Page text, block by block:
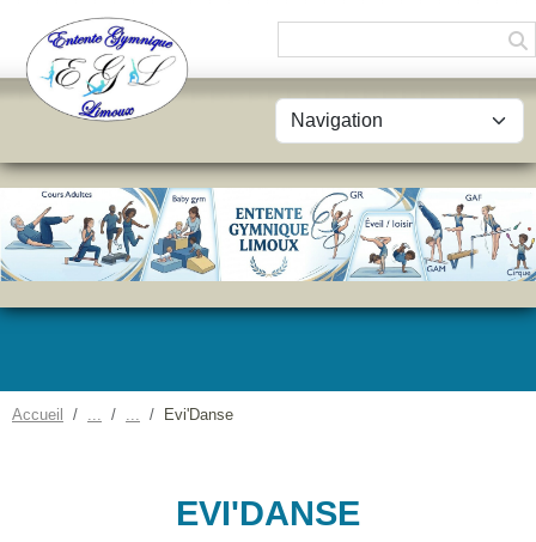
Accueil Evi'Danse
EVI'DANSE
Panneau de gestion des cookies